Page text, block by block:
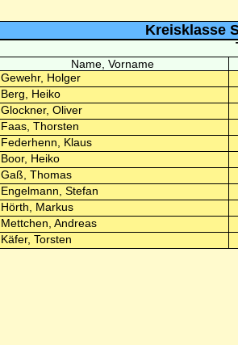
Kreisklasse
Name, Vorname
Gewehr, Holger
Berg, Heiko
Glockner, Oliver
Faas, Thorsten
Federhenn, Klaus
Boor, Heiko
Gaß, Thomas
Engelmann, Stefan
Hörth, Markus
Mettchen, Andreas
Käfer, Torsten